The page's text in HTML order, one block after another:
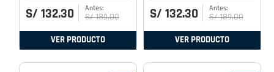
S/ 132.30 S/ 189.00
VER PRODUCTO
S/ 132.30 S/ 189.00
VER PRODUCTO